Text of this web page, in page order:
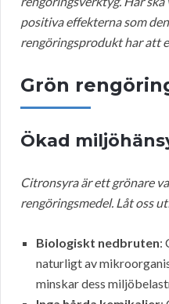
positiva effekterna som
rengöringsprodukt har att
Grön
Ökad
Citronsyra är ett grönare
rengöringsmedel. Låt oss
Biologiskt nedbruten:
naturligt av
minskar dess